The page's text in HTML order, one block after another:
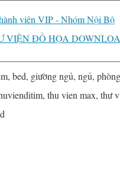
viên VIP - Nhóm Nội Bộ
VIỆN ĐỒ HỌA
bed, giường ngủ, ngủ,
thu vien max, thư